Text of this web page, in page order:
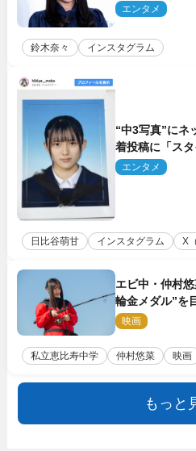
集を出して欲し
エンタメ
鈴木奈々 インスタグラム
“中3写真”にネ
着投稿に「ス
絶賛の声
エンタメ
日比谷萌甘 インスタグラム X
エビ中・仲村
輪金メダル”を
『つりこまち』
映画
私立恵比寿中学 仲村悠菜 映画
もっと